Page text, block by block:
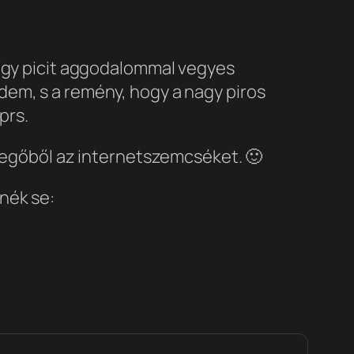
picit aggodalommal vegyes
s a remény, hogy a nagy piros
az internetszemcséket. 🙂
se: